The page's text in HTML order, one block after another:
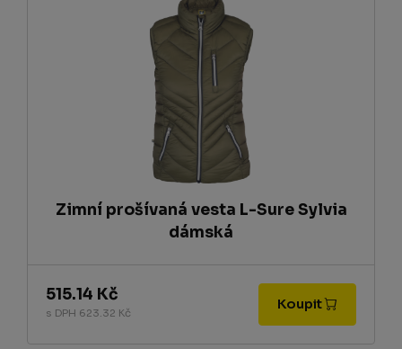
Zimní prošívaná vesta L-Sure Sylvia
dámská
515.14 Kč
s DPH 623.32 Kč
Koupit